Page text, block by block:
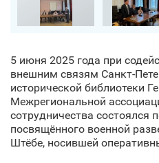
5 июня 2025 года при
внешним связям
исторической библиотеки
Межрегиональной
сотрудничества
посвящённого военной
Штёбе, носившей